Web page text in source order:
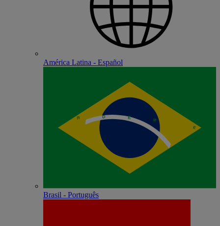
América Latina - Español
Brasil - Português